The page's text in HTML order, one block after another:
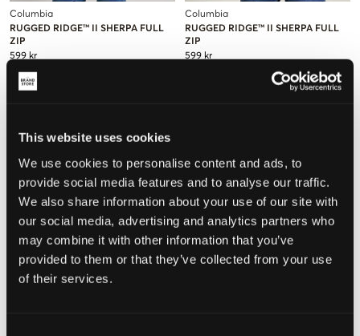
This website uses cookies
We use cookies to personalise content and ads, to
provide social media features and to analyse our traffic.
We also share information about your use of our site with
our social media, advertising and analytics partners who
may combine it with other information that you’ve
provided to them or that they’ve collected from your use
of their services.
Columbia
RUGGED RIDGE™ II SHERPA FULL
ZIP
599 kr
Columbia
RUGGED RIDGE™ II SHERPA FULL
ZIP
599 kr